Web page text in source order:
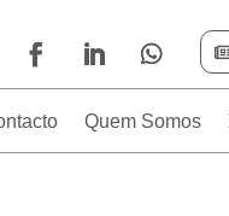
Quem Somos